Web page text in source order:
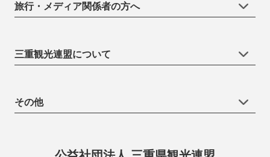
旅行・メディア関係者の方へ
三重観光連盟について
その他